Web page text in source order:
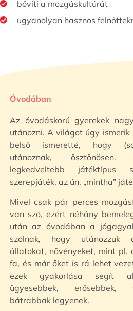
bővíti a mozgáskultúrát
ugyanolyan hasznos
Óvodában
Az óvodáskorú gyerekek
utánozni. A világot úgy ismerik
belső ismeretté, hogy
utánoznak,
legkedveltebb játéktípus
szerepjáték, az ún. „mintha”
Mivel csak pár perces
van szó, ezért néhány
után az óvodában a
szólnak, hogy utánozzuk
állatokat, növényeket, mint pl.
fa, és már őket is rá lehet
ezek gyakorlása segít
ügyesebbek,
bátrabbak legyenek.